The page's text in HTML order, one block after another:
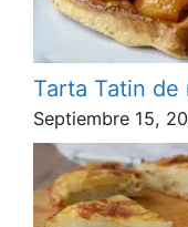
Tarta Tatin de
Septiembre 15,